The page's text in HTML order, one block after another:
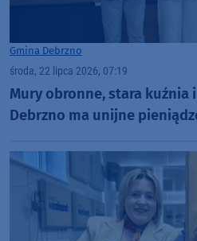
Gmina Debrzno
środa, 22 lipca 2026, 07:19
Mury obronne, stara kuźnia
Debrzno ma unijne